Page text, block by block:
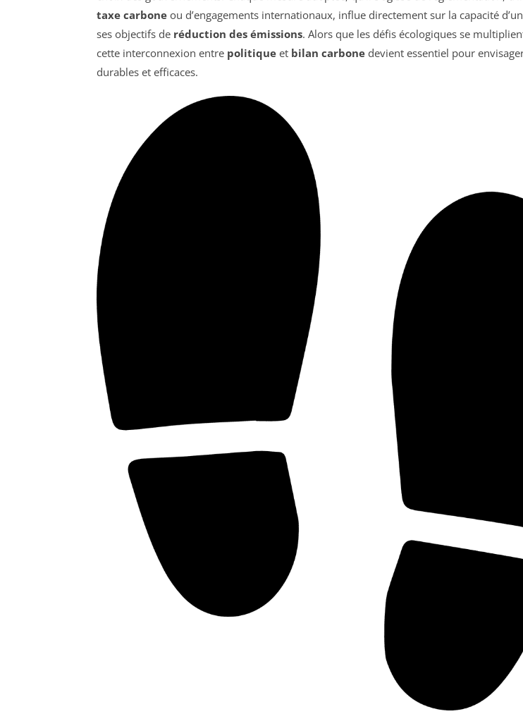
taxe carbone ou d’engagements internationaux, influe directement sur la capacité
ses objectifs de réduction des émissions. Alors que les défis écologiques se
cette interconnexion entre politique et bilan carbone devient essentiel pour
durables et efficaces.